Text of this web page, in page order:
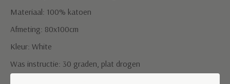
Materiaal: 100% katoen
Afmeting: 80x100cm
Kleur: White
Was instructie: 30 graden, plat drogen